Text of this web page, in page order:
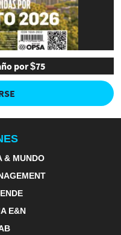
por $75
& MUNDO
E&N